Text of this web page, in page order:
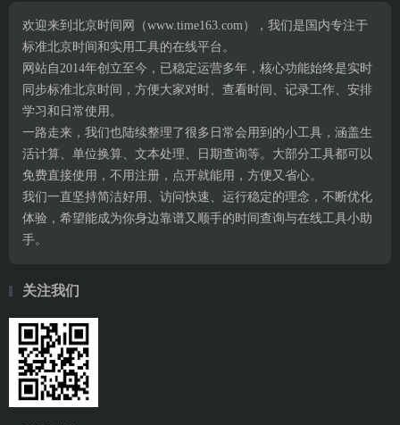
欢迎来到北京时间网（www.time163.com），我们是国内专注于
标准北京时间和实用工具的在线平台。
网站自2014年创立至今，已稳定运营多年，核心功能始终是实时
同步标准北京时间，方便大家对时、查看时间、记录工作、安排
学习和日常使用。
一路走来，我们也陆续整理了很多日常会用到的小工具，涵盖生
活计算、单位换算、文本处理、日期查询等。大部分工具都可以
免费直接使用，不用注册，点开就能用，方便又省心。
我们一直坚持简洁好用、访问快速、运行稳定的理念，不断优化
体验，希望能成为你身边靠谱又顺手的时间查询与在线工具小助
手。
关注我们